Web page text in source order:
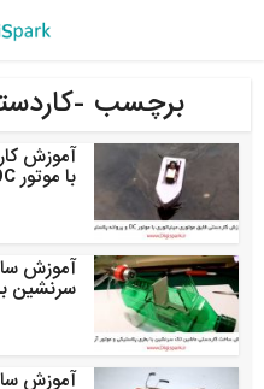
برچسب -
آموزش
با موتور DC و پروانه پلاستیکی
آموزش
سرنشین
آموزش